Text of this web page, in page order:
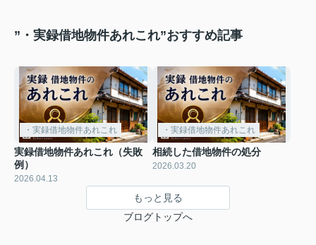
”・実録借地物件あれこれ”おすすめ記事
・実録借地物件あれこれ
実録借地物件あれこれ（失敗
例）
2026.04.13
・実録借地物件あれこれ
相続した借地物件の処分
2026.03.20
もっと見る
ブログトップへ